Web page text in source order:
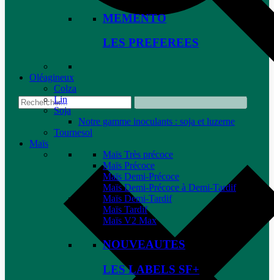
MEMENTO
LES PREFEREES
Oléagineux
Colza
Lin
Soja
Notre gamme inoculants : soja et luzerne
Tournesol
Maïs
Maïs Très précoce
Maïs Précoce
Maïs Demi-Précoce
Maïs Demi-Précoce à Demi-Tardif
Maïs Demi-Tardif
Maïs Tardif
Maïs V2 Max
NOUVEAUTES
LES LABELS SF+